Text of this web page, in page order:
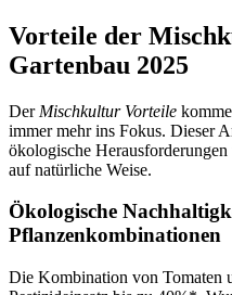
Vorteile der
Gartenbau 2025
Der Mischkultur Vorteile
immer mehr ins Fokus. Dieser
ökologische
auf natürliche Weise.
Ökologische
Pflanzenkombinationen
Die Kombination von Tomaten